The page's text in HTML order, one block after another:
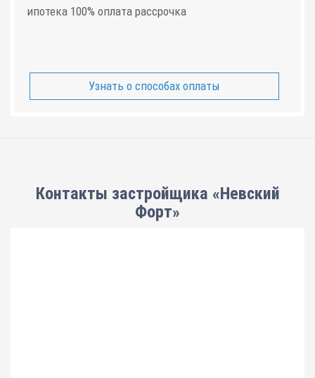
ипотека 100% оплата рассрочка
Узнать о способах оплаты
Контакты застройщика «Невский
Форт»